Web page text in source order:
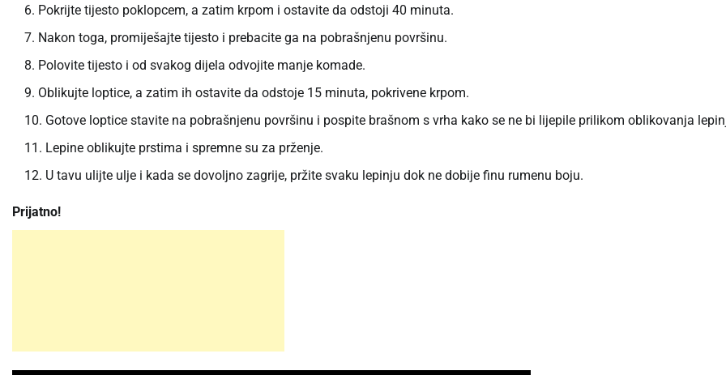
Pokrijte tijesto poklopcem, a zatim krpom i ostavite da odstoji 40 minuta.
Nakon toga, promiješajte tijesto i prebacite ga na pobrašnjenu površinu.
Polovite tijesto i od svakog dijela odvojite manje komade.
Oblikujte loptice, a zatim ih ostavite da odstoje 15 minuta, pokrivene krpom.
Gotove loptice stavite na pobrašnjenu površinu i pospite brašnom s vrha kako se ne bi lijepile prilikom oblikovanja
Lepine oblikujte prstima i spremne su za prženje.
U tavu ulijte ulje i kada se dovoljno zagrije, pržite svaku lepinju dok ne dobije finu rumenu boju.
Prijatno!